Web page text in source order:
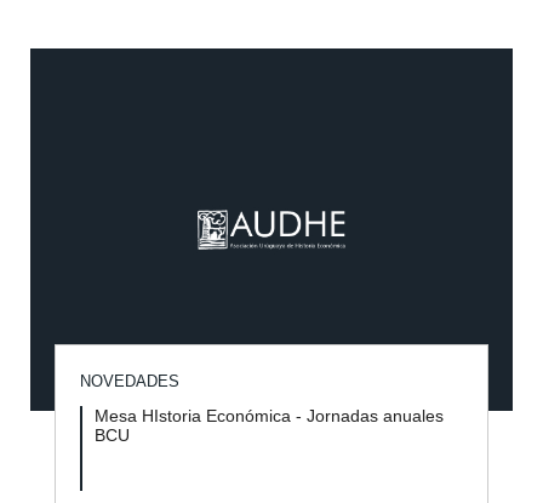
NOVEDADES
Mesa HIstoria Económica - Jornadas anuales
BCU